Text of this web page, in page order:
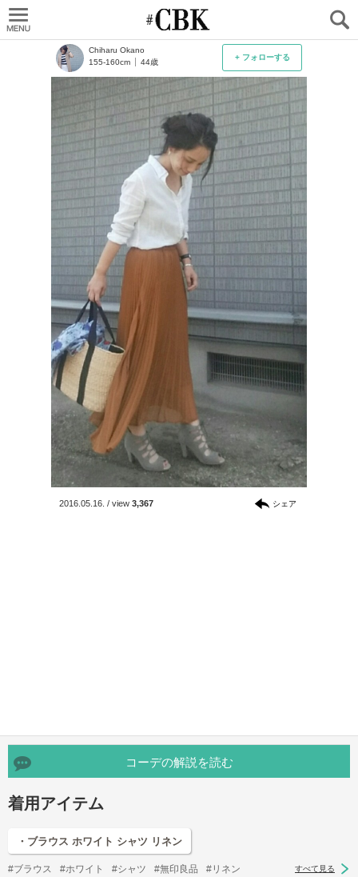
+ フォローする
Chiharu Okano
155-160cm
44歳
2016.05.16. / view 3,367 シェア
コーデの解説を読む
着用アイテム
・ブラウス ホワイト シャツ リネン
#ブラウス #ホワイト #シャツ #無印良品 #リネン すべて見る